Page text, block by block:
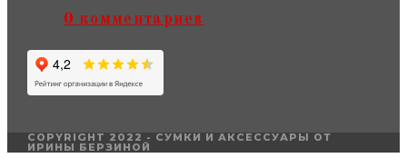
0 комментариев
COPYRIGHT 2022 - СУМКИ И АКСЕССУАРЫ ОТ
ИРИНЫ БЕРЗИНОЙ